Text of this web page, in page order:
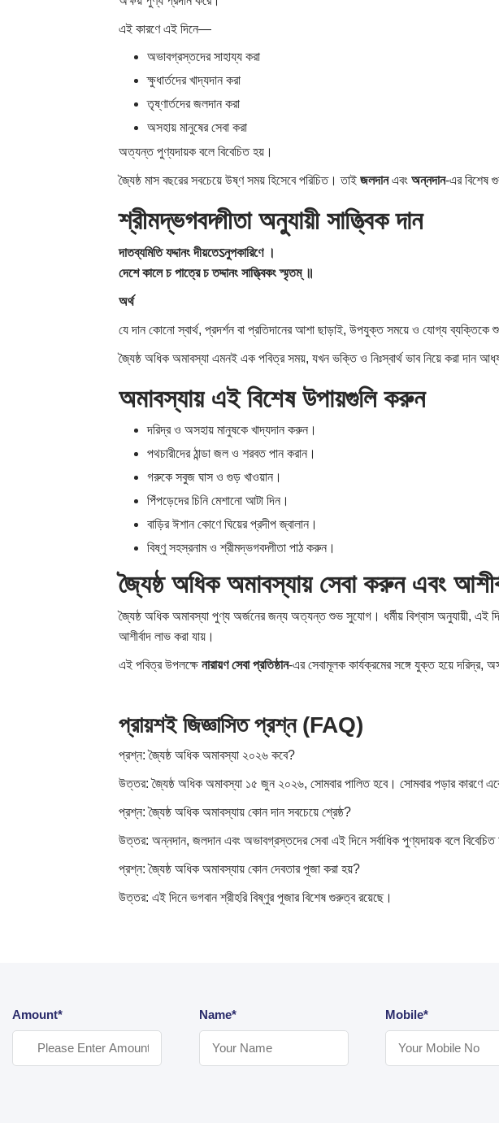
এই কারণে এই দিনে—
অভাবগ্রস্তদের সাহায্য করা
ক্ষুধার্তদের খাদ্যদান করা
তৃষ্ণার্তদের জলদান করা
অসহায় মানুষের সেবা করা
অত্যন্ত পুণ্যদায়ক বলে বিবেচিত হয়।
জ্যৈষ্ঠ মাস বছরের সবচেয়ে উষ্ণ সময় হিসেবে পরিচিত। তাইজলদানএবংঅন্নদান-এর বিশেষ
শ্রীমদ্ভগবদ্গীতা অনুযায়ী সাত্ত্বিক দান
দাতব্যমিতি যদ্দানং দীয়তেऽনুপকারিণে ।
দেশে কালে চ পাত্রে চ তদ্দানং সাত্ত্বিকং স্মৃতম্ ॥
অর্থ
যে দান কোনো স্বার্থ, প্রদর্শন বা প্রতিদানের আশা ছাড়াই, উপযুক্ত সময়ে ও যোগ্য ব্যক্তিকে
জ্যৈষ্ঠ অধিক অমাবস্যা এমনই এক পবিত্র সময়, যখন ভক্তি ও নিঃস্বার্থ ভাব নিয়ে করা দান
অমাবস্যায় এই বিশেষ উপায়গুলি করুন
দরিদ্র ও অসহায় মানুষকে খাদ্যদান করুন।
পথচারীদের ঠান্ডা জল ও শরবত পান করান।
গরুকে সবুজ ঘাস ও গুড় খাওয়ান।
পিঁপড়েদের চিনি মেশানো আটা দিন।
বাড়ির ঈশান কোণে ঘিয়ের প্রদীপ জ্বালান।
বিষ্ণু সহস্রনাম ও শ্রীমদ্ভগবদ্গীতা পাঠ করুন।
জ্যৈষ্ঠ অধিক অমাবস্যায় সেবা করুন এবং
জ্যৈষ্ঠ অধিক অমাবস্যা পুণ্য অর্জনের জন্য অত্যন্ত শুভ সুযোগ। ধর্মীয় বিশ্বাস অনুযায়ী, এই
আশীর্বাদ লাভ করা যায়।
এই পবিত্র উপলক্ষেনারায়ণ সেবা প্রতিষ্ঠান-এর সেবামূলক কার্যক্রমের সঙ্গে যুক্ত হয়ে দরিদ্র,
প্রায়শই জিজ্ঞাসিত প্রশ্ন (FAQ)
প্রশ্ন: জ্যৈষ্ঠ অধিক অমাবস্যা ২০২৬ কবে?
উত্তর: জ্যৈষ্ঠ অধিক অমাবস্যা ১৫ জুন ২০২৬, সোমবার পালিত হবে। সোমবার পড়ার কারণে
প্রশ্ন: জ্যৈষ্ঠ অধিক অমাবস্যায় কোন দান সবচেয়ে শ্রেষ্ঠ?
উত্তর: অন্নদান, জলদান এবং অভাবগ্রস্তদের সেবা এই দিনে সর্বাধিক পুণ্যদায়ক বলে বিবেচিত
প্রশ্ন: জ্যৈষ্ঠ অধিক অমাবস্যায় কোন দেবতার পূজা করা হয়?
উত্তর: এই দিনে ভগবান শ্রীহরি বিষ্ণুর পূজার বিশেষ গুরুত্ব রয়েছে।
Amount* Name* Mobile*